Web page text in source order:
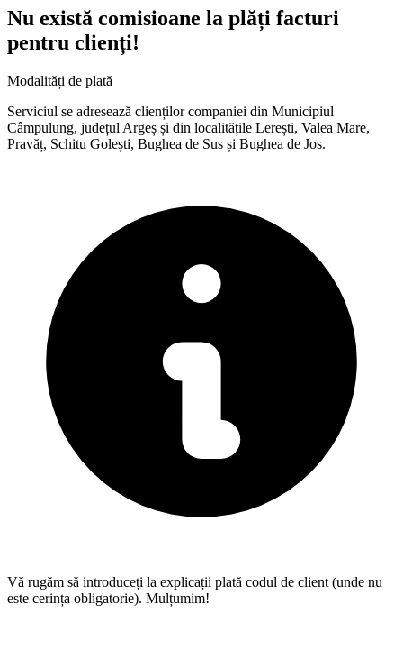
Nu există comisioane la plăți facturi
pentru clienți!
Modalități de plată
Serviciul se adresează clienților companiei din Municipiul
Câmpulung, județul Argeș și din localitățile Lerești, Valea Mare,
Pravăț, Schitu Golești, Bughea de Sus și Bughea de Jos.
Vă rugăm să introduceți la explicații plată codul de client (unde nu
este cerința obligatorie). Mulțumim!